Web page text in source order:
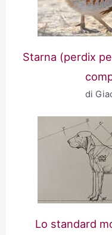
Starna (perdix
di
Lo standard